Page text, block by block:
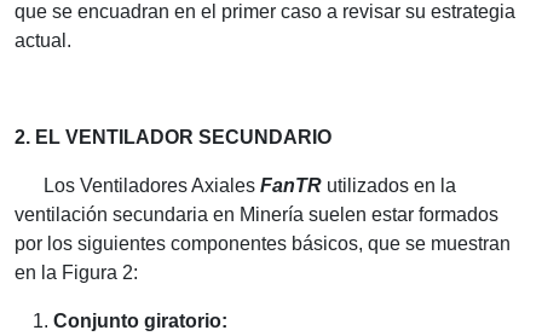
que se encuadran en el primer caso a revisar su estrategia
actual.
2. EL VENTILADOR SECUNDARIO
Los Ventiladores Axiales FanTR utilizados en la
ventilación secundaria en Minería suelen estar formados
por los siguientes componentes básicos, que se muestran
en la Figura 2:
Conjunto giratorio: